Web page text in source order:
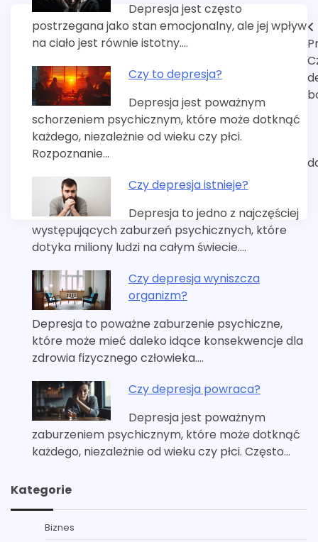
Depresja jest często
postrzegana jako stan emocjonalny, ale jej wpływ
na ciało jest równie istotny.…
Czy to depresja?
Depresja jest poważnym
schorzeniem psychicznym, które może dotknąć
każdego, niezależnie od wieku czy płci.
Rozpoznanie…
Czy depresja istnieje?
Depresja to jedno z najczęściej
występujących zaburzeń psychicznych, które
dotyka miliony ludzi na całym świecie.…
Czy depresja wyniszcza
organizm?
Depresja to poważne zaburzenie psychiczne,
które może mieć daleko idące konsekwencje dla
zdrowia fizycznego człowieka.…
Czy depresja powraca?
Depresja jest poważnym
zaburzeniem psychicznym, które może dotknąć
każdego, niezależnie od wieku czy płci. Często…
Nawigacja
Kategorie
Biznes